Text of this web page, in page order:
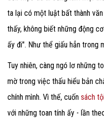
ta lại có một luật bất thành
thấy, không biết những động
ấy đi". Như thể giấu hẳn trong
Tuy nhiên, càng ngó lơ những
mờ trong việc thấu hiểu bản
chính mình. Vì thế, cuốn sách
với những toan tính ấy - lần